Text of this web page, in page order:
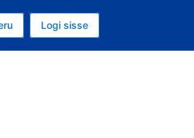
Logi sisse